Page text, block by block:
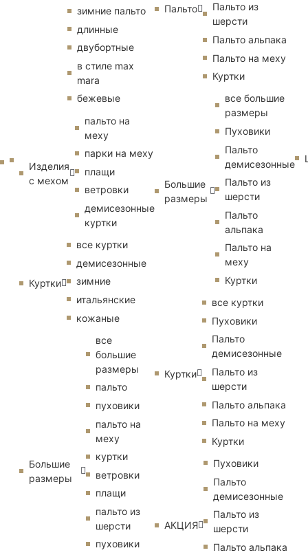
зимние пальто
длинные
двубортные
в стиле max
mara
бежевые
Изделия
с мехом
пальто на
меху
парки на меху
плащи
ветровки
демисезонные
куртки
Куртки
все куртки
демисезонные
зимние
итальянские
кожаные
Большие
размеры
все
большие
размеры
пальто
пуховики
пальто на
меху
куртки
ветровки
плащи
пальто из
шерсти
пуховики
Пальто
Пальто из
шерсти
Пальто альпака
Пальто на меху
Куртки
Большие
размеры
все большие
размеры
Пуховики
Пальто
демисезонные
Пальто из
шерсти
Пальто
альпака
Пальто на
меху
Куртки
Куртки
все куртки
Пуховики
Пальто
демисезонные
Пальто из
шерсти
Пальто альпака
Пальто на меху
Куртки
АКЦИЯ
Пуховики
Пальто
демисезонные
Пальто из
шерсти
Пальто альпака